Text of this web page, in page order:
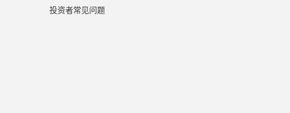
投资者常见问题